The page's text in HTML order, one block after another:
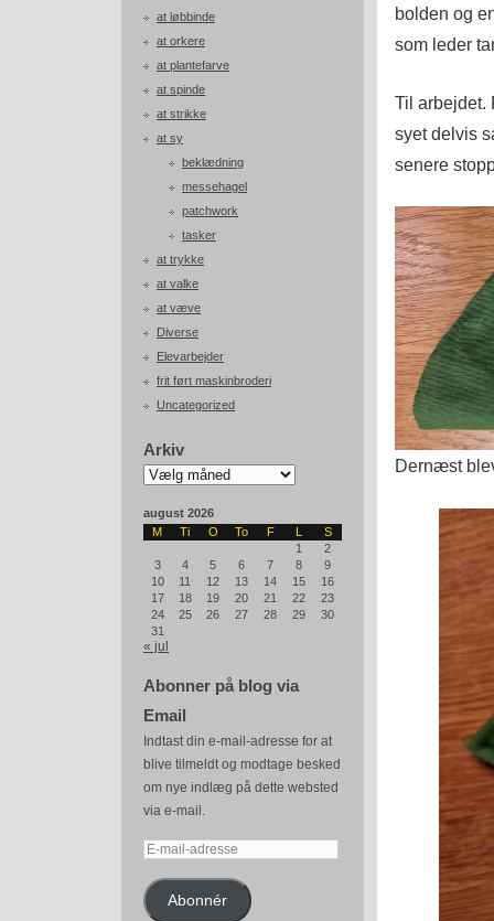
at løbbinde
at orkere
at plantefarve
at spinde
at strikke
at sy
beklædning
messehagel
patchwork
tasker
at trykke
at valke
at væve
Diverse
Elevarbejder
frit ført maskinbroderi
Uncategorized
Arkiv
Arkiv
august 2026
M
Ti O To F L
S
1
2
3
4 5 6 7 8
9
10
11 12 13 14 15
16
17
18 19 20 21 22
23
24
25 26 27 28 29
30
31
« jul
Abonner på blog via
Email
Indtast din e-mail-adresse for at
blive tilmeldt og modtage besked
om nye indlæg på dette websted
via e-mail.
E-
adresseAbonnér
bolden og
som leder
Til arbejdet.
syet delvis
senere
Dernæst